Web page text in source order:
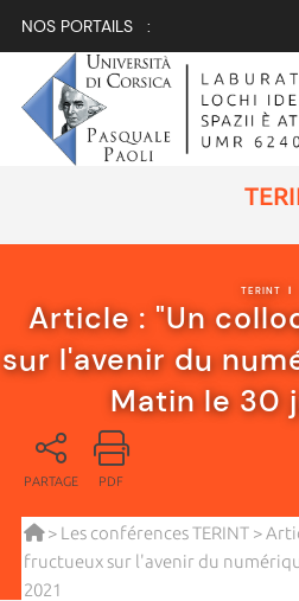
NOS PORTAILS :
TERINT |
Article : "Un
sur l'avenir du
Matin le 30
PARTAGE PDF
> Les conférences TERINT>
fructueux sur l'avenir du
2021